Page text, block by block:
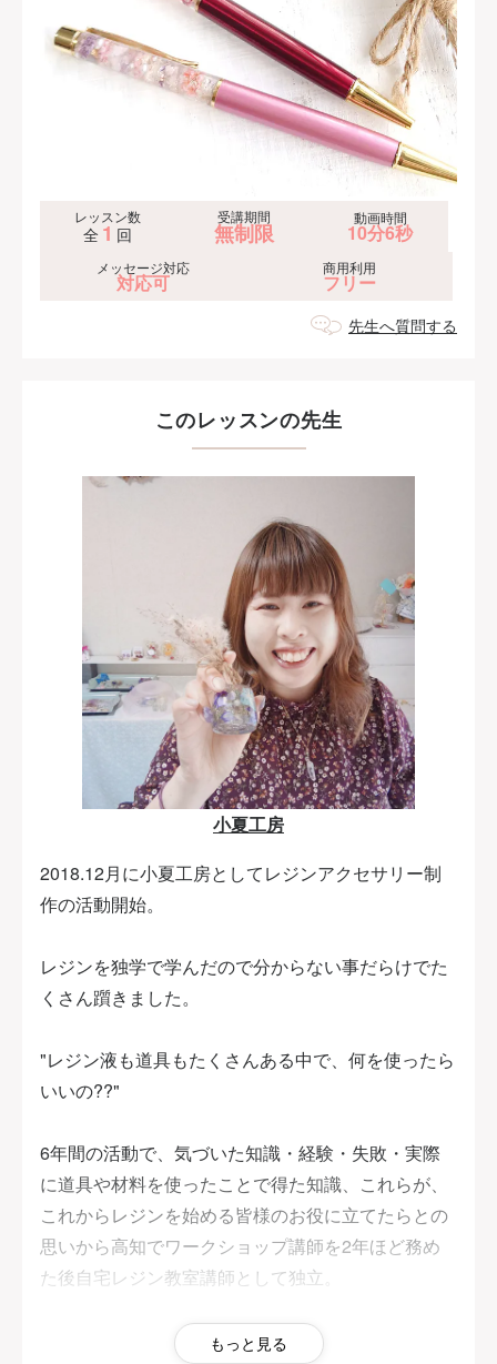
レッスン数
全 1 回
受講期間
無制限
動画時間
10分6秒
メッセージ対応
対応可
商用利用
フリー
先生へ質問する
このレッスンの先生
小夏工房
2018.12月に小夏工房としてレジンアクセサリー制
作の活動開始。
レジンを独学で学んだので分からない事だらけでた
くさん躓きました。
"レジン液も道具もたくさんある中で、何を使ったら
いいの??"
6年間の活動で、気づいた知識・経験・失敗・実際
に道具や材料を使ったことで得た知識、これらが、
これからレジンを始める皆様のお役に立てたらとの
思いから高知でワークショップ講師を2年ほど務め
た後自宅レジン教室講師として独立。
生徒様から"レジンを自分で作っても失敗ばかりだっ
もっと見る